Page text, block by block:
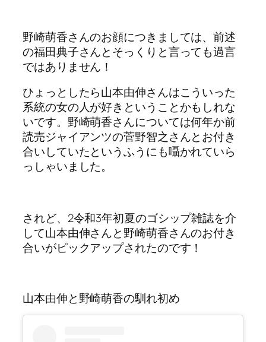
野崎萌香さんのお顔につきましては、前述
の福田典子さんとそっくりと言っても過言
ではありません！
ひょっとしたら山本由伸さんはこういった
系統の女の人が好きということかもしれな
いです。野崎萌香さんについては何年か前
読売ジャイアンツの菅野智之さんとお付き
合いしていたというふうにも囁かれていら
っしゃいました。
されど、2令和3年初夏のゴシップ雑誌を介
して山本由伸さんと野崎萌香さんのお付き
合いがピックアップされたのです！
山本由伸と野崎萌香の馴れ初め